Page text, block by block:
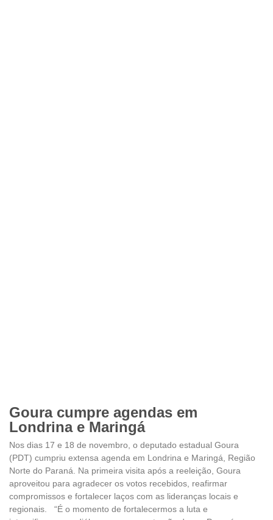
Goura cumpre agendas em
Londrina e Maringá
Nos dias 17 e 18 de novembro, o deputado estadual Goura
(PDT) cumpriu extensa agenda em Londrina e Maringá, Região
Norte do Paraná. Na primeira visita após a reeleição, Goura
aproveitou para agradecer os votos recebidos, reafirmar
compromissos e fortalecer laços com as lideranças locais e
regionais. “É o momento de fortalecermos a luta e